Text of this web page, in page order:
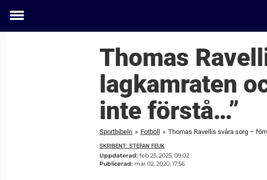
Toggle
Thomas
lagkamraten
inte förstå…”
Sportbibeln » Fotboll » Thomas Ravellis svåra sorg –
SKRIBENT: STEFAN FEUK
Uppdaterad: feb 25, 2025, 09:02
Publicerad: mar 02, 2020, 17:56